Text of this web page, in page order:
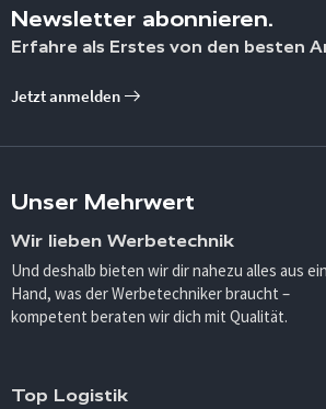
Newsletter abonnieren.
Erfahre als Erstes von den besten
Jetzt anmelden
Unser Mehrwert
Wir lieben Werbetechnik
Und deshalb bieten wir dir nahezu alles aus
Hand, was der Werbetechniker braucht –
kompetent beraten wir dich mit Qualität.
Top Logistik